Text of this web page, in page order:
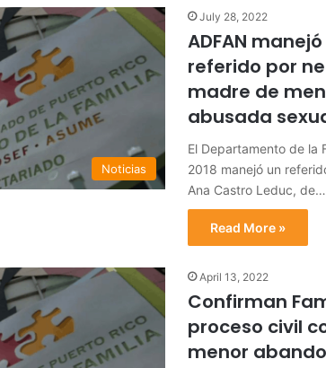
Noticias
July 28, 2022
ADFAN
referido por
madre de
abusada
El Departamento de la
2018 manejó un
Ana Castro Leduc, de…
Read More »
April 13, 2022
Confirman
proceso civil
menor